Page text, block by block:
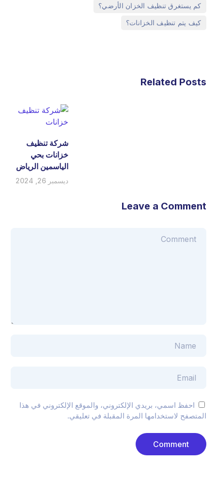
كم يستغرق تنظيف الخزان الأرضي؟
كيف يتم تنظيف الخزانات؟
Related Posts
شركة تنظيف
خزانات بحي
الياسمين الرياض
ديسمبر 26, 2024
Leave a Comment
احفظ اسمي، بريدي الإلكتروني، والموقع الإلكتروني في هذا
المتصفح لاستخدامها المرة المقبلة في تعليقي.